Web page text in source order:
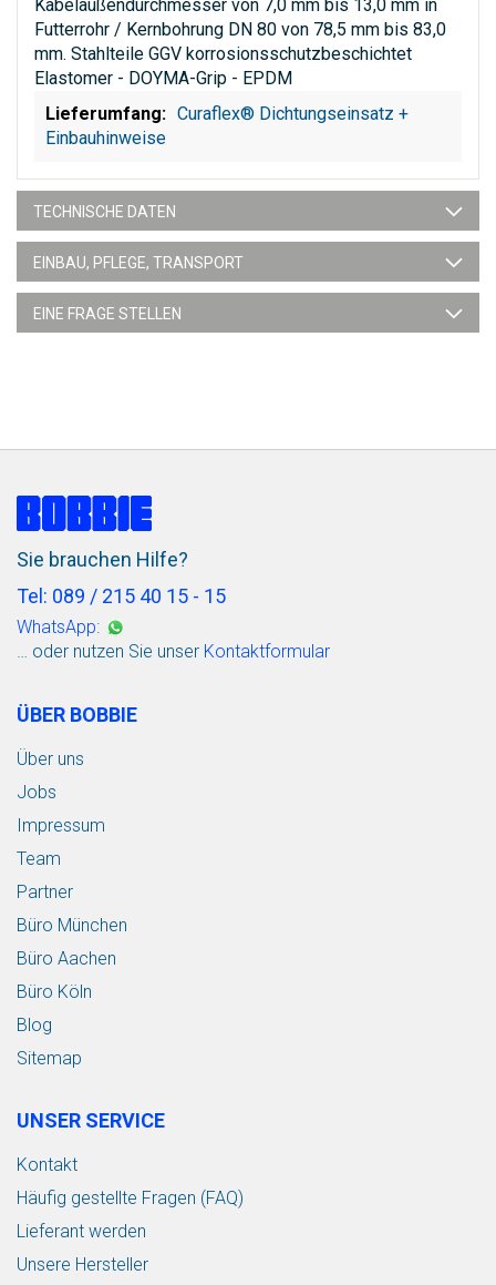
Kabelaußendurchmesser von 7,0 mm bis 13,0 mm in
Futterrohr / Kernbohrung DN 80 von 78,5 mm bis 83,0
mm. Stahlteile GGV korrosionsschutzbeschichtet
Elastomer - DOYMA-Grip - EPDM
Curaflex® Dichtungseinsatz +
Einbauhinweise
TECHNISCHE DATEN
EINBAU, PFLEGE, TRANSPORT
EINE FRAGE STELLEN
Sie brauchen Hilfe?
Tel: 089 / 215 40 15 - 15
WhatsApp:
… oder nutzen Sie unser Kontaktformular
ÜBER BOBBIE
Über uns
Jobs
Impressum
Team
Partner
Büro München
Büro Aachen
Büro Köln
Blog
Sitemap
UNSER SERVICE
Kontakt
Häufig gestellte Fragen (FAQ)
Lieferant werden
Unsere Hersteller